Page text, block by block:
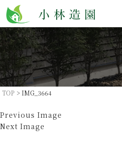
TOP >IMG_3664
Previous Image
Next Image